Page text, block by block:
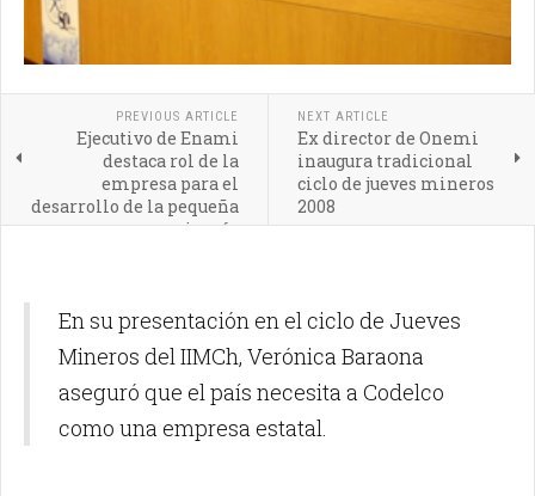
PREVIOUS ARTICLE
Ejecutivo de Enami
destaca rol de la
empresa para el
desarrollo de la pequeña
minería
NEXT ARTICLE
Ex director de Onemi
inaugura tradicional
ciclo de jueves mineros
2008
En su presentación en el ciclo de Jueves
Mineros del IIMCh, Verónica Baraona
aseguró que el país necesita a Codelco
como una empresa estatal.